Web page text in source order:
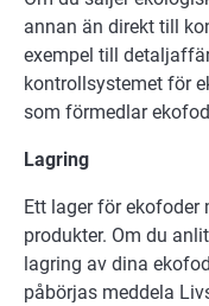
annan än direkt till
exempel till
kontrollsystemet för
som förmedlar
Lagring
Ett lager för
produkter. Om du
lagring av dina
påbörjas meddela